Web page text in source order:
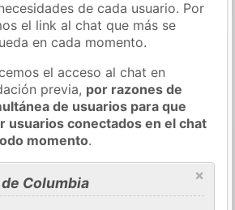
de cada usuario. Por
el link al chat que más se
en cada momento.
el acceso al chat en
previa, por razones de
de usuarios para que
usuarios conectados en el chat
momento.
×
Columbia